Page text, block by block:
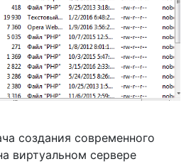
создания современного
виртуальном сервере